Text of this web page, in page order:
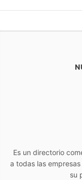
Es un directorio
a todas las
su